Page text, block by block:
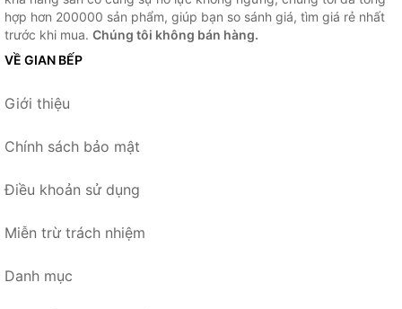
hợp hơn 200000 sản phẩm, giúp bạn so sánh giá, tìm giá rẻ nhất
trước khi mua. Chúng tôi không bán hàng.
VỀ GIAN BẾP
Giới thiệu
Chính sách bảo mật
Điều khoản sử dụng
Miễn trừ trách nhiệm
Danh mục